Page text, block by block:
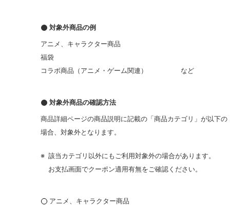
対象外商品の例
アニメ、キャラクター商品
福袋
コラボ商品（アニメ・ゲーム関連） など
対象外商品の確認方法
商品詳細ページの商品説明に記載の「商品カテゴリ」が以下の
場合、対象外となります。
※ 該当カテゴリ以外にもご利用対象外の場合があります。
お支払画面でクーポン適用有無をご確認ください。
アニメ、キャラクター商品